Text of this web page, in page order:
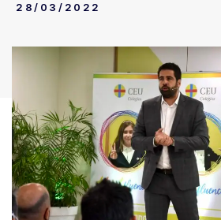
28/03/2022